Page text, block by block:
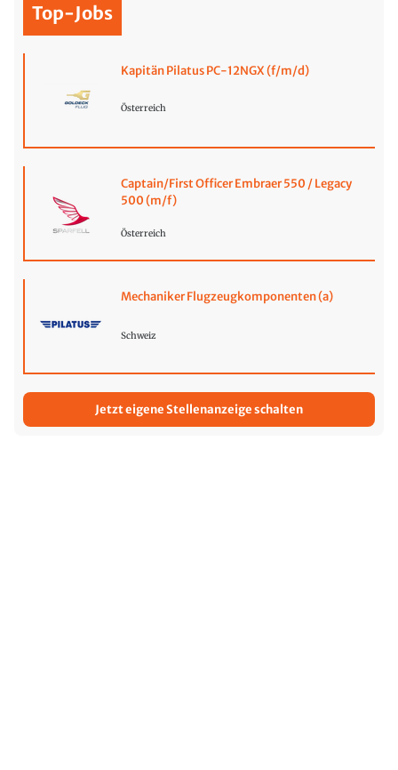
Top-Jobs
Kapitän Pilatus PC-12NGX (f/m/d)
Österreich
Captain/First Officer Embraer 550 / Legacy
500 (m/f)
Österreich
Mechaniker Flugzeugkomponenten (a)
Schweiz
Jetzt eigene Stellenanzeige schalten